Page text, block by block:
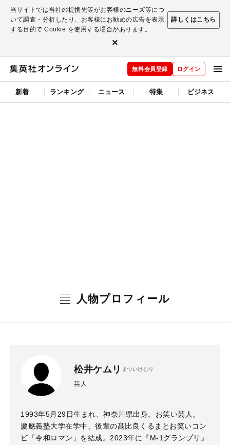
当サイトでは当社の提携先等がお客様のニーズ等につ
いて調査・分析したり、お客様にお勧めの広告を表示
する目的で Cookie を使用する場合があります。
詳しくはこちら
×
無料会員登録 ログイン
新着 ランキング ニュース 特集 ビジネス
人物プロフィール
松井ケムリ まついけむり
芸人
1993年5月29日生まれ、神奈川県出身。お笑い芸人。
慶應義塾大学在学中、後輩の髙比良くるまとお笑いコン
ビ「令和ロマン」を結成。2023年に『M-1グランプリ』